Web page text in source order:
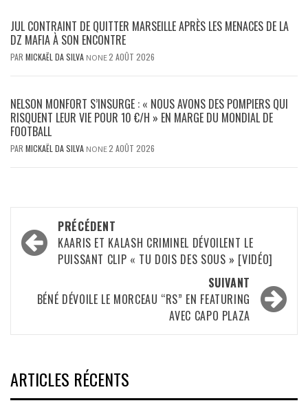
JUL CONTRAINT DE QUITTER MARSEILLE APRÈS LES MENACES DE LA
DZ MAFIA À SON ENCONTRE
PAR MICKAËL DA SILVA NONE2 AOÛT 2026
NELSON MONFORT S’INSURGE : « NOUS AVONS DES POMPIERS QUI
RISQUENT LEUR VIE POUR 10 €/H » EN MARGE DU MONDIAL DE
FOOTBALL
PAR MICKAËL DA SILVA NONE2 AOÛT 2026
Navigation
d’article
PRÉCÉDENT
KAARIS ET KALASH CRIMINEL DÉVOILENT LE
PUISSANT CLIP « TU DOIS DES SOUS » [VIDÉO]
SUIVANT
BÉNÉ DÉVOILE LE MORCEAU “RS” EN FEATURING
AVEC CAPO PLAZA
ARTICLES RÉCENTS